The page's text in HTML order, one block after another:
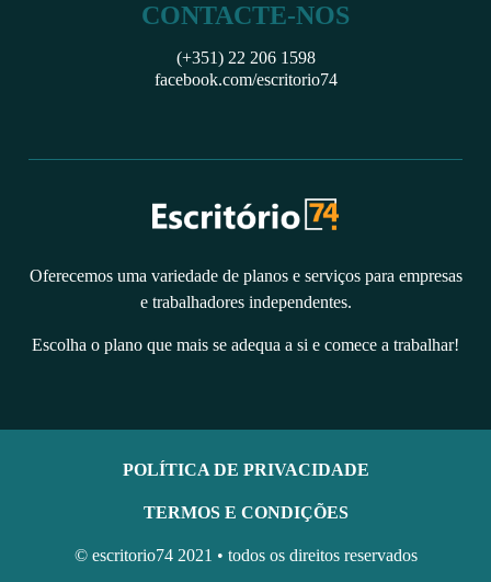
CONTACTE-NOS
(+351) 22 206 1598
facebook.com/escritorio74
Oferecemos uma variedade de planos e serviços para empresas
e trabalhadores independentes.
Escolha o plano que mais se adequa a si e comece a trabalhar!
POLÍTICA DE PRIVACIDADE
TERMOS E CONDIÇÕES
© escritorio74 2021 • todos os direitos reservados